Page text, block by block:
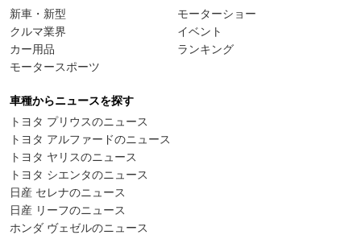
新車・新型
クルマ業界
カー用品
モータースポーツ
モーターショー
イベント
ランキング
車種からニュースを探す
トヨタ プリウスのニュース
トヨタ アルファードのニュース
トヨタ ヤリスのニュース
トヨタ シエンタのニュース
日産 セレナのニュース
日産 リーフのニュース
ホンダ ヴェゼルのニュース